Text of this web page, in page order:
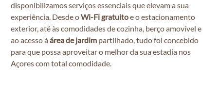
disponibilizamos serviços essenciais que elevam a sua
experiência. Desde oWi-Fi gratuitoe o estacionamento
exterior, até às comodidades de cozinha, berço amovível e
ao acesso àárea de jardim partilhado, tudo foi concebido
para que possa aproveitar o melhor da sua estadia nos
Açores com total comodidade.